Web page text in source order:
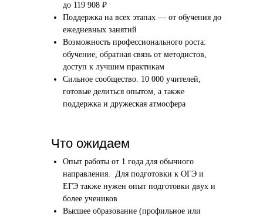
Что ожидаем
до 119 908 ₽
Поддержка на всех этапах — от обучения до
ежедневных занятий
Возможность профессионального роста:
обучение, обратная связь от методистов,
доступ к лучшим практикам
Сильное сообщество. 10 000 учителей,
готовые делиться опытом, а также
поддержка и дружеская атмосфера
Опыт работы от 1 года для обычного
направления. Для подготовки к ОГЭ и
ЕГЭ также нужен опыт подготовки двух и
более учеников
Высшее образование (профильное или
Английский язык Школьные предметы
Аудиоинтервью
Отвечаете по-английски на 4 вопроса
Начать преподавать